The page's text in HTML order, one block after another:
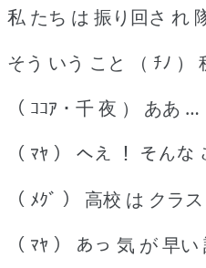
私 たち は 振り回さ れ
そう いう こと （ ﾁﾉ ）
（ ｺｺｱ ･ 千 夜 ） ああ …
（ ﾏﾔ ） へえ ！ そん
（ ﾒｸﾞ ） 高校 は クラ
（ ﾏﾔ ） あっ 気 が 早